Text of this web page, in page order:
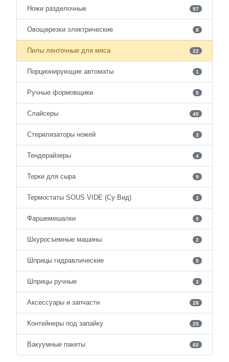
Ножи разделочные 97
Овощерезки электрические 8
Пилы ленточные для мяса 22
Порционирующие автоматы 1
Ручные формовщики 5
Слайсеры 40
Стерилизаторы ножей 3
Тендерайзеры 4
Терки для сыра 9
Термостаты SOUS VIDE (Су Вид) 3
Фаршемешалки 9
Шкуросъемные машины 2
Шприцы гидравлические 5
Шприцы ручные 3
Аксессуары и запчасти 28
Контейнеры под запайку 25
Вакуумные пакеты 60